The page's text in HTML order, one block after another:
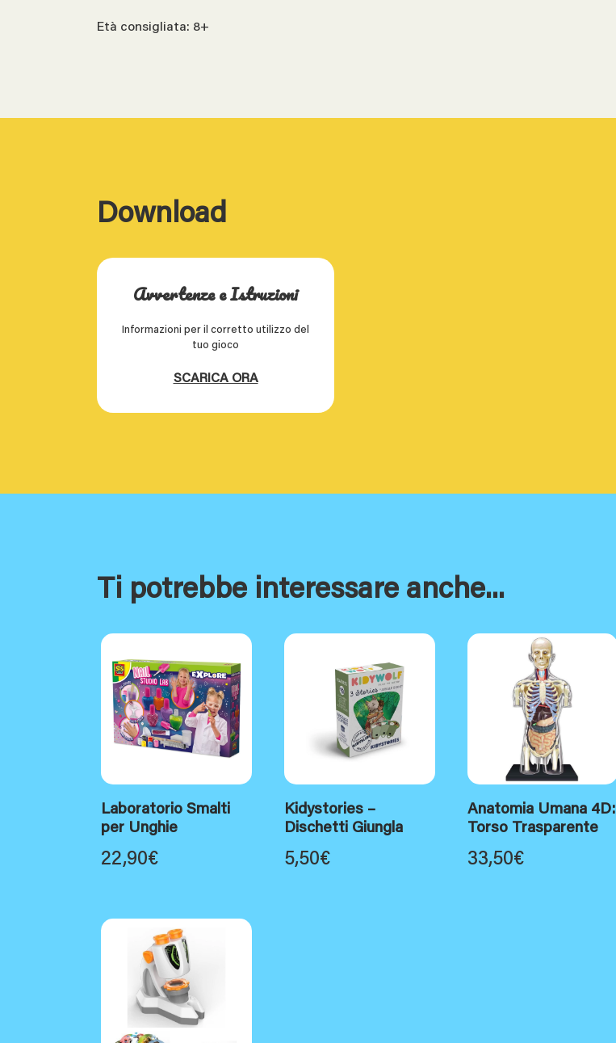
Età consigliata: 8+
Download
Avvertenze e Istruzioni
Informazioni per il corretto utilizzo del
tuo gioco
SCARICA ORA
Ti potrebbe interessare anche...
Laboratorio Smalti
per Unghie
22,90€
Kidystories –
Dischetti Giungla
5,50€
Anatomia Umana 4D:
Torso Trasparente
33,50€